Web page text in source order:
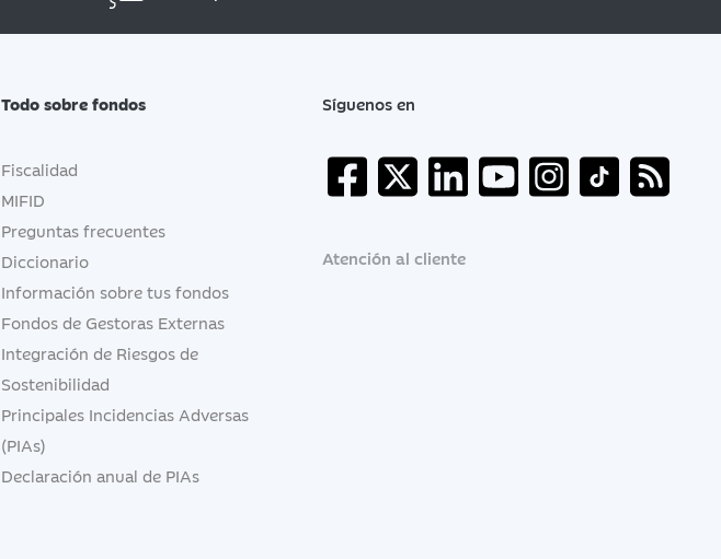
Todo sobre fondos
Fiscalidad
MIFID
Preguntas frecuentes
Diccionario
Información sobre tus fondos
Fondos de Gestoras Externas
Integración de Riesgos de
Sostenibilidad
Principales Incidencias Adversas
(PIAs)
Declaración anual de PIAs
Síguenos en
Atención al cliente